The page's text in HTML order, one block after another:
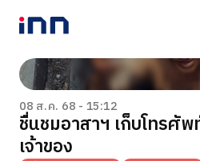
NEWS
ENTERTAINMENT
LIFESTYLE
HOROSCOPE
08 ส.ค. 68 - 15:12
ชื่นชมอาสาฯ เก็บโทรศั
เจ้าของ